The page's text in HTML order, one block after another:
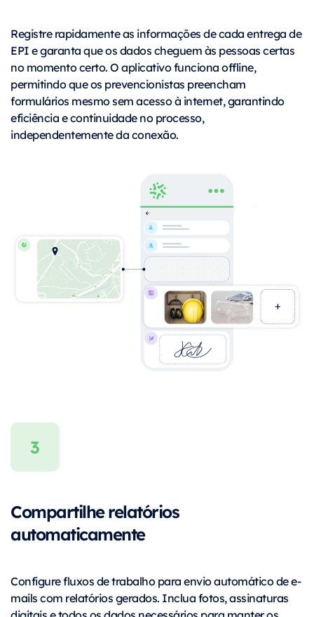
Registre rapidamente as informações de cada entrega de
EPI e garanta que os dados cheguem às pessoas certas
no momento certo. O aplicativo funciona offline,
permitindo que os prevencionistas preencham
formulários mesmo sem acesso à internet, garantindo
eficiência e continuidade no processo,
independentemente da conexão.
Compartilhe relatórios
automaticamente
Configure fluxos de trabalho para envio automático de e-
mails com relatórios gerados. Inclua fotos, assinaturas